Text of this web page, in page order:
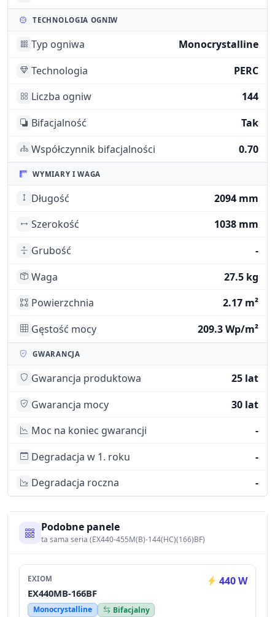
TECHNOLOGIA OGNIW
Typ ogniwa
Monocrystalline
Technologia
PERC
Liczba ogniw
144
Bifacjalność
Tak
Współczynnik bifacjalności
0.70
WYMIARY I WAGA
Długość
2094 mm
Szerokość
1038 mm
Grubość
-
Waga
27.5 kg
Powierzchnia
2.17 m²
Gęstość mocy
209.3 Wp/m²
GWARANCJA
Gwarancja produktowa
25 lat
Gwarancja mocy
30 lat
Moc na koniec gwarancji
-
Degradacja w 1. roku
-
Degradacja roczna
-
Podobne panele
ta sama seria (EX440-455M(B)-144(HC)(166)BF)
EXIOM 440 W
EX440MB-166BF
Monocrystalline
Bifacjalny